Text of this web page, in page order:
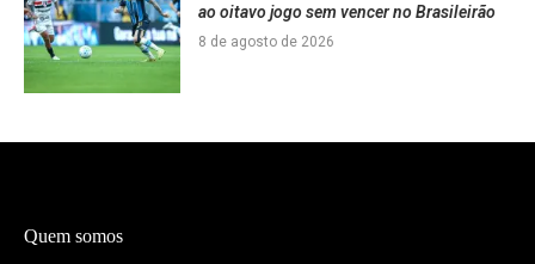
ao oitavo jogo sem vencer no Brasileirão
8 de agosto de 2026
Quem somos